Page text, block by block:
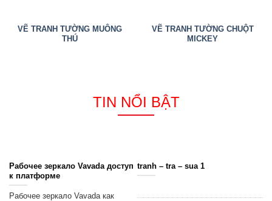
VẼ TRANH TƯỜNG MUÔNG
THÚ
VẼ TRANH TƯỜNG CHUỘT
MICKEY
TIN NỔI BẬT
Рабочее зеркало Vavada доступ
к платформе
Рабочее зеркало Vavada как
tranh – tra – sua 1